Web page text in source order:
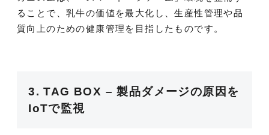
ることで、乳牛の価値を最大化し、生産性管理や品
質向上のための健康管理を目指したものです。
3. TAG BOX – 製品ダメージの原因を
IoTで監視